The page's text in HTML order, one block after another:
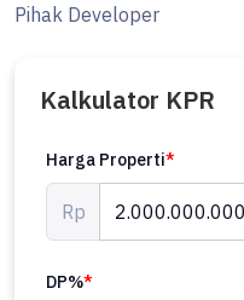
Pihak Developer
Kalkulator KPR
Harga Properti*
Rp
DP%*